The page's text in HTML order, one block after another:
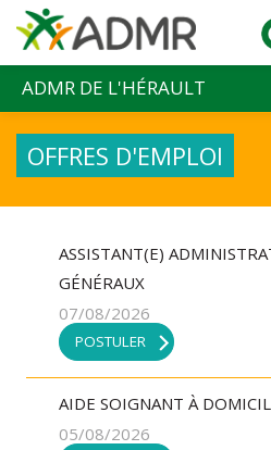
Aller au contenu principal
ADMR DE L'HÉRAULT
OFFRES D'EMPLOI
ASSISTANT(E)
GÉNÉRAUX
07/08/2026
POSTULER
AIDE SOIGNANT À
05/08/2026